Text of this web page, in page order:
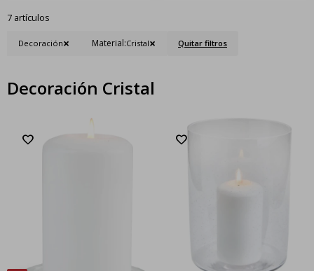
7 artículos
Decoración Material:Cristal Quitar filtros
Decoración Cristal